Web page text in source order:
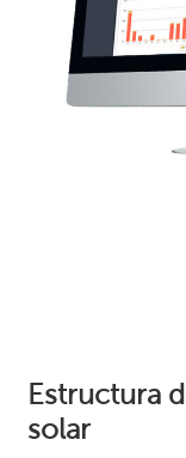
Estructura
solar